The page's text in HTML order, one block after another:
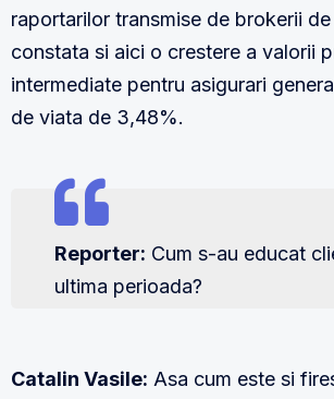
raportarilor transmise de brokerii
constata si aici o crestere a valorii
intermediate pentru asigurari
de viata de 3,48%.
Reporter: Cum s-au educat
ultima perioada?
Catalin Vasile: Asa cum este si